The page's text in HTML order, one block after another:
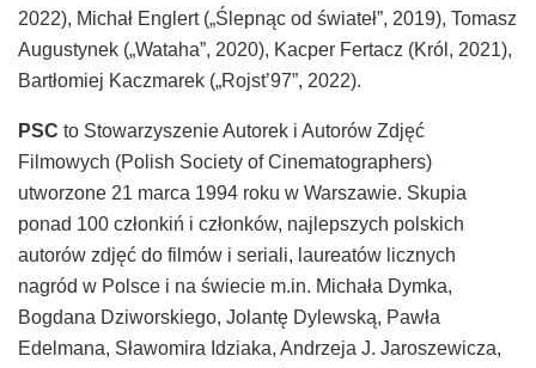
2022), Michał Englert („Ślepnąc od świateł”, 2019), Tomasz
Augustynek („Wataha”, 2020), Kacper Fertacz (Król, 2021),
Bartłomiej Kaczmarek („Rojst’97”, 2022).
PSC to Stowarzyszenie Autorek i Autorów Zdjęć
Filmowych (Polish Society of Cinematographers)
utworzone 21 marca 1994 roku w Warszawie. Skupia
ponad 100 członkiń i członków, najlepszych polskich
autorów zdjęć do filmów i seriali, laureatów licznych
nagród w Polsce i na świecie m.in. Michała Dymka,
Bogdana Dziworskiego, Jolantę Dylewską, Pawła
Edelmana, Sławomira Idziaka, Andrzeja J. Jaroszewicza,